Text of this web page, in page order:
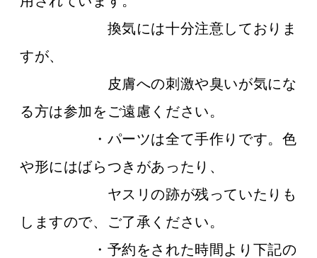
換気には十分注意しておりま
すが、
皮膚への刺激や臭いが気にな
る方は参加をご遠慮ください。
・パーツは全て手作りです。色
や形にはばらつきがあったり、
ヤスリの跡が残っていたりも
しますので、ご了承ください。
・予約をされた時間より下記の